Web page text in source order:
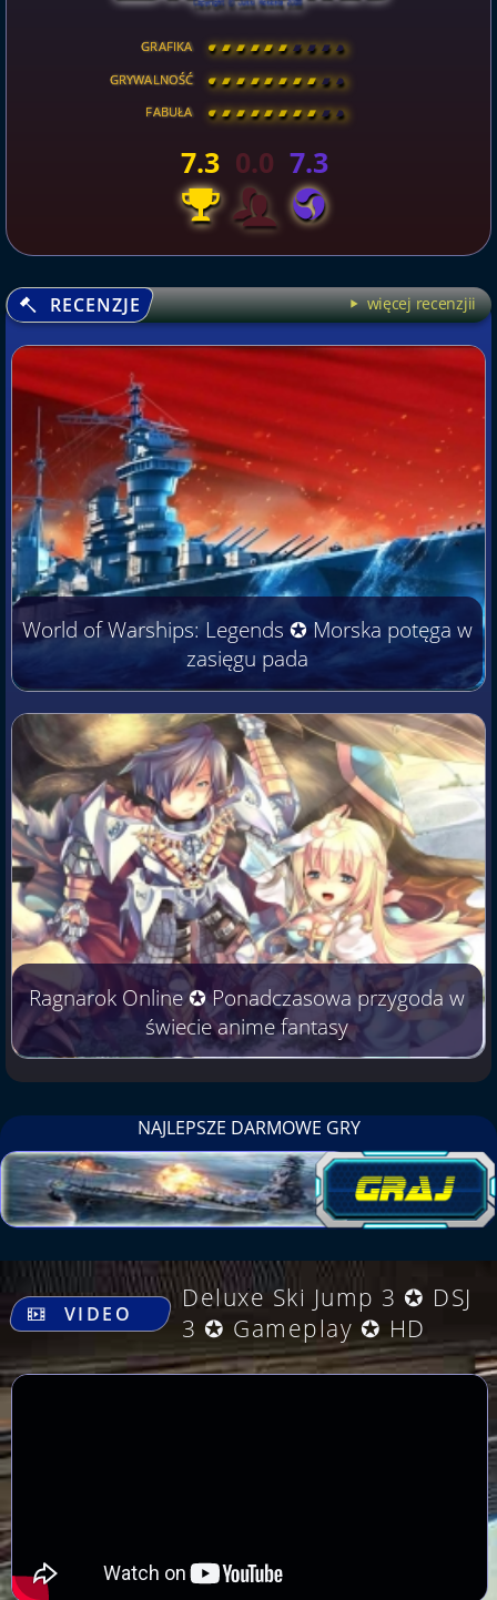
GRAFIKA [ \ \ \ \ \ \ \ \ ]
GRYWALNOŚĆ [ \ \ \ \ \ \ \ \ ]
FABUŁA [ \ \ \ \ \ \ \ \ ]
7.3 0.0 7.3
RECENZJE więcej recenzjii
World of Warships: Legends ✪ Morska potęga w
zasięgu pada
Ragnarok Online ✪ Ponadczasowa przygoda w
świecie anime fantasy
NAJLEPSZE DARMOWE GRY
.
VIDEO
Deluxe Ski Jump 3 ✪ DSJ
3 ✪ Gameplay ✪ HD